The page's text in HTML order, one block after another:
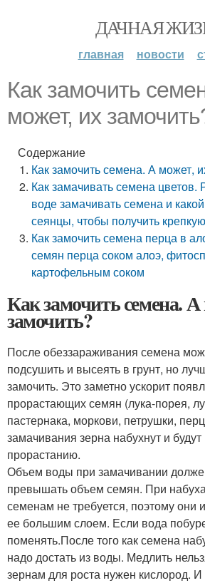
ДАЧНАЯ
главная новости
Как замочить
может, их
Содержание
Как замочить семена. А может,
Как замачивать семена цветов.
воде замачивать семена и
сеянцы, чтобы получить
Как замочить семена перца в
семян перца соком алоэ,
картофельным соком
Как замочить семена.
замочить?
После обеззараживания семена
подсушить и высеять в грунт, но
замочить. Это заметно ускорит
прорастающих семян (лука-порея,
пастернака, моркови, петрушки,
замачивания зерна набухнут и будут
прорастанию.
Объем воды при замачивании
превышать объем семян. При
семенам не требуется, поэтому они
ее большим слоем. Если вода
поменять.После того как семена
надо достать из воды. Медлить
зернам для роста нужен кислород.